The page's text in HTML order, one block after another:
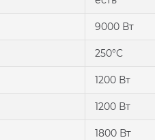
9000 Вт
250°C
1200 Вт
1200 Вт
1800 Вт